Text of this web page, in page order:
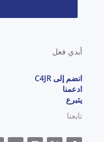
أبدي فعل
انضم إلى C4JR
ادعمنا
يتبرع
تابعنا